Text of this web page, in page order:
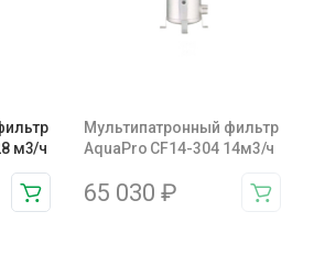
м3/ч
Мультипатронный фильтр
AquaPro CF14-304 14м3/ч
65 030 ₽